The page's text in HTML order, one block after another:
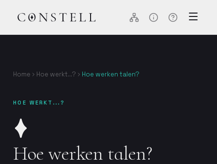
Home Hoe werkt...? Hoe werken talen?
HOE WERKT...?
Hoe werken talen?